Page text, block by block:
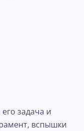
задача и
вспышки